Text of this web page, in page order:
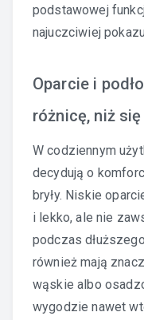
podstawowej
najuczciwiej
Oparcie i
różnicę, niż
W codziennym
decydują o
bryły. Niskie
i lekko, ale nie
podczas
również mają
wąskie albo
wygodzie nawet